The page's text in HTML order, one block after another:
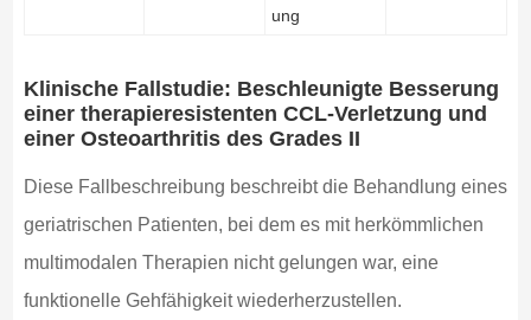
ung
Klinische Fallstudie: Beschleunigte Besserung
einer therapieresistenten CCL-Verletzung und
einer Osteoarthritis des Grades II
Diese Fallbeschreibung beschreibt die Behandlung eines
geriatrischen Patienten, bei dem es mit herkömmlichen
multimodalen Therapien nicht gelungen war, eine
funktionelle Gehfähigkeit wiederherzustellen.